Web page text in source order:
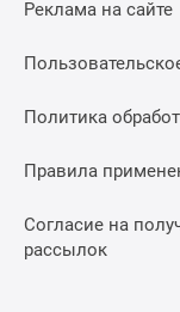
Реклама на сайте
Политика
Правила
Согласие на
рассылок